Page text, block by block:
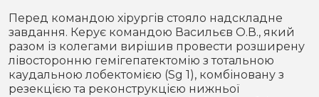
Перед командою хірургів стояло надскладне
завдання. Керує командою Васильєв О.В., який
разом із колегами вирішив провести розширену
лівосторонню гемігепатектомію з тотальною
каудальною лобектомією (Sg 1), комбіновану з
резекцією та реконструкцією нижньої